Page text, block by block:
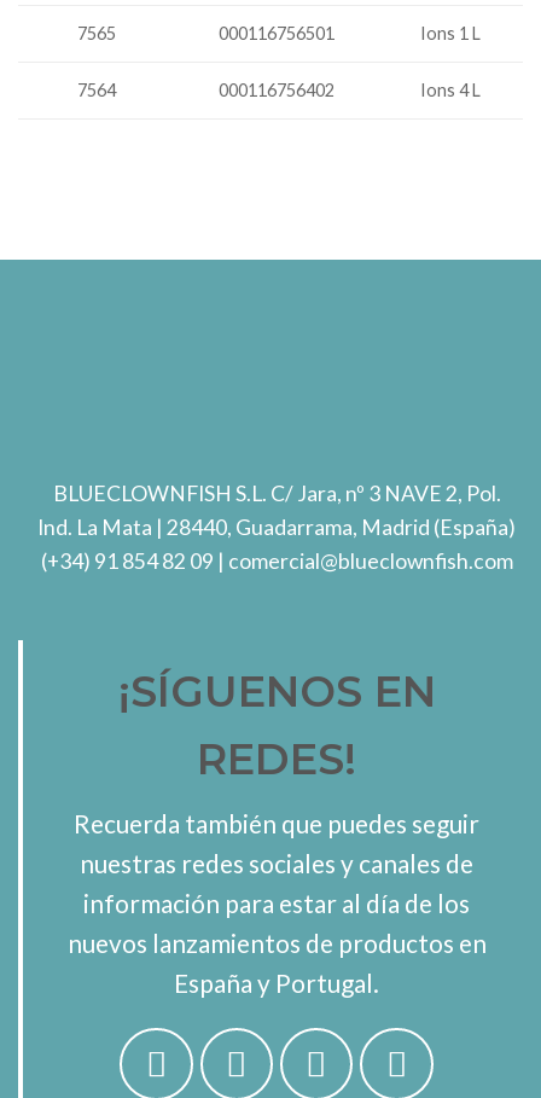
7565 000116756501 Ions 1 L
7564 000116756402 Ions 4 L
BLUECLOWNFISH S.L. C/ Jara, nº 3 NAVE 2, Pol.
Ind. La Mata | 28440, Guadarrama, Madrid (España)
(+34) 91 854 82 09 | comercial@blueclownfish.com
¡SÍGUENOS EN
REDES!
Recuerda también que puedes seguir
nuestras redes sociales y canales de
información para estar al día de los
nuevos lanzamientos de productos en
España y Portugal.